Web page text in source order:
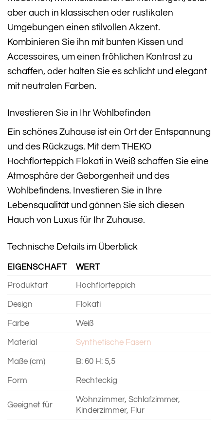
aber auch in klassischen oder rustikalen
Umgebungen einen stilvollen Akzent.
Kombinieren Sie ihn mit bunten Kissen und
Accessoires, um einen fröhlichen Kontrast zu
schaffen, oder halten Sie es schlicht und elegant
mit neutralen Farben.
Investieren Sie in Ihr Wohlbefinden
Ein schönes Zuhause ist ein Ort der Entspannung
und des Rückzugs. Mit dem THEKO
Hochflorteppich Flokati in Weiß schaffen Sie eine
Atmosphäre der Geborgenheit und des
Wohlbefindens. Investieren Sie in Ihre
Lebensqualität und gönnen Sie sich diesen
Hauch von Luxus für Ihr Zuhause.
Technische Details im Überblick
EIGENSCHAFT WERT
Produktart Hochflorteppich
Design Flokati
Farbe Weiß
Material Synthetische Fasern
Maße (cm) B: 60 H: 5,5
Form Rechteckig
Geeignet für
Wohnzimmer, Schlafzimmer,
Kinderzimmer, Flur